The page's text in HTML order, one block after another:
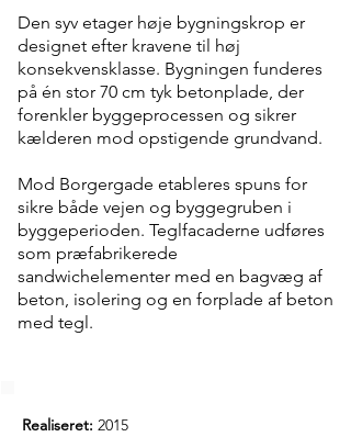
Den syv etager høje bygningskrop er
designet efter kravene til høj
konsekvensklasse. Bygningen funderes
på én stor 70 cm tyk betonplade, der
forenkler byggeprocessen og sikrer
kælderen mod opstigende grundvand.
Mod Borgergade etableres spuns for
sikre både vejen og byggegruben i
byggeperioden. Teglfacaderne udføres
som præfabrikerede
sandwichelementer med en bagvæg af
beton, isolering og en forplade af beton
med tegl.
Realiseret: 2015